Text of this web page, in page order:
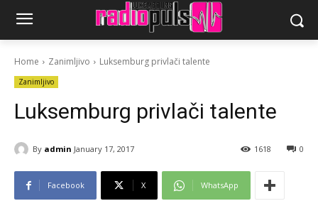
Home Zanimljivo Luksemburg privlači talente
Zanimljivo
Luksemburg privlači talente
By admin January 17, 2017 0
1618
Facebook X WhatsApp